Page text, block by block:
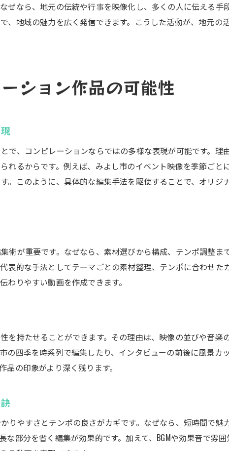
で学ぶ！みよし市の動画編集活用法
動画編集が活きる地元イベントでの応用例
実践を通して身につく動画編集ノウハウ
エイティブ活動に役立つ編集のコツ
動画編集で表現力を高めるための工夫
創造力を引き出す動画編集のアイデア術
編集作業を楽しむための工夫とポイント
編集で叶える新たな表現と地域の魅力
動画編集で地域の魅力を伝える成功事例集
新たな表現を生み出す動画編集のアイデア
みよし市ならではの動画編集活用アイデア
動画編集で描く未来の地域クリエイティブ
ぜなら、地元の伝統や行事を映像化し、多くの人に伝える手
、地域の魅力を広く発信できます。こうした活動が、地元の
ション作品の可能性
で、コンピレーションならではの多様な表現が可能です。理
れるからです。例えば、みよし市のイベント映像を季節ごと
。このように、具体的な編集手法を駆使することで、オリジ
術が重要です。なぜなら、素材選びから構成、テンポ調整ま
表的な手法としてテーマごとの素材整理、テンポに合わせた
わりやすい動画を作成できます。
を持たせることができます。その理由は、映像の並びや音楽
の四季を時系列で編集したり、インタビューの前後に風景カ
の印象がより深く残ります。
りやすさとテンポの良さがカギです。なぜなら、短時間で魅
部分を省く編集が効果的です。加えて、BGMや効果音で雰